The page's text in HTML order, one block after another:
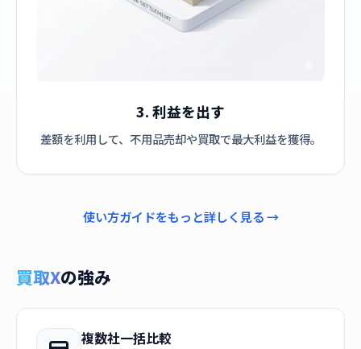
3. 利益を出す
差額を利用して、不用品売却や買取で最大利益を獲得。
使い方ガイドをもっと詳しく見る →
買取Xの強み
複数社一括比較